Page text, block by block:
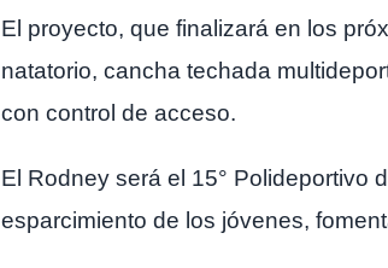
El proyecto, que finalizará en los
natatorio, cancha techada
con control de acceso.
El Rodney será el 15° Polideportivo
esparcimiento de los jóvenes,